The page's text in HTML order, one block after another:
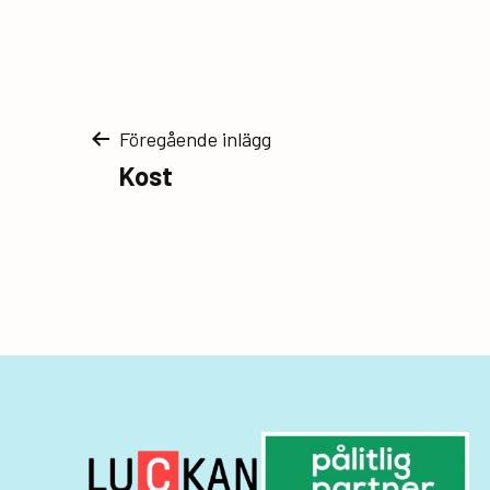
Föregående inlägg
Kost